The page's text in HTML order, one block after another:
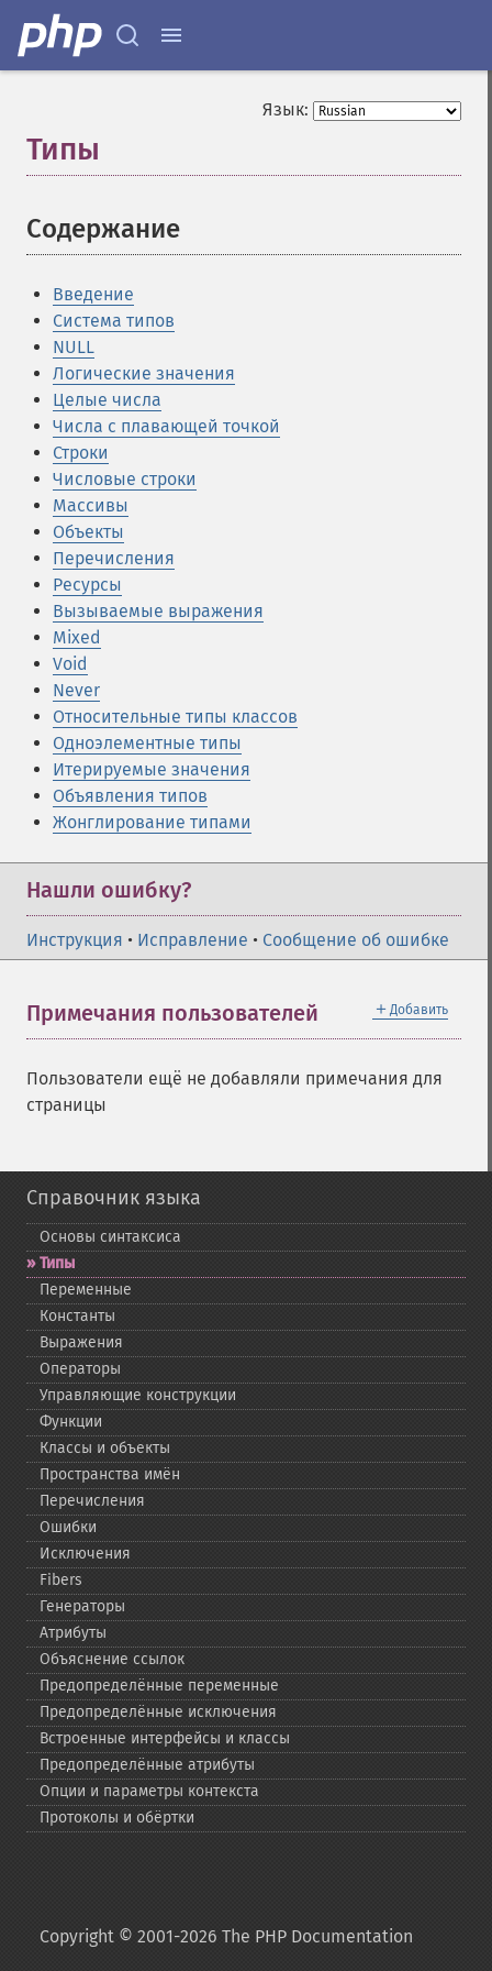
Язык:
Типы
Содержание
Введение
Система типов
NULL
Логические значения
Целые числа
Числа с плавающей точкой
Строки
Числовые строки
Массивы
Объекты
Перечисления
Ресурсы
Вызываемые выражения
Mixed
Void
Never
Относительные типы классов
Одноэлементные типы
Итерируемые значения
Объявления типов
Жонглирование типами
Нашли ошибку?
Инструкция • Исправление • Сообщение об ошибке
＋ Добавить
Примечания пользователей
Пользователи ещё не добавляли примечания для
страницы
Справочник языка
Основы синтаксиса
Типы
Переменные
Константы
Выражения
Операторы
Управляющие конструкции
Функции
Классы и объекты
Пространства имён
Перечисления
Ошибки
Исключения
Fibers
Генераторы
Атрибуты
Объяснение ссылок
Предопределённые переменные
Предопределённые исключения
Встроенные интерфейсы и классы
Предопределённые атрибуты
Опции и параметры контекста
Протоколы и обёртки
Copyright © 2001-2026 The PHP Documentation